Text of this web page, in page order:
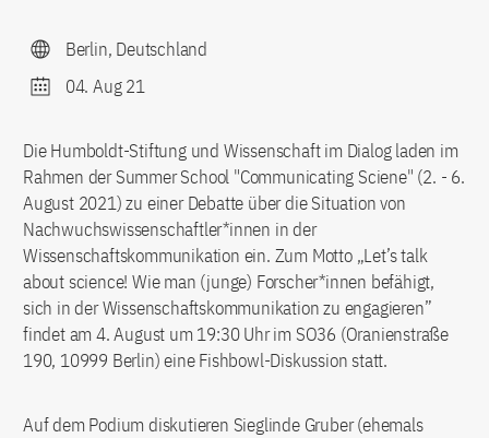
Berlin, Deutschland
04. Aug 21
Die Humboldt-Stiftung und Wissenschaft im Dialog laden im
Rahmen der Summer School "Communicating Sciene" (2. - 6.
August 2021) zu einer Debatte über die Situation von
Nachwuchswissenschaftler*innen in der
Wissenschaftskommunikation ein. Zum Motto „Let’s talk
about science! Wie man (junge) Forscher*innen befähigt,
sich in der Wissenschaftskommunikation zu engagieren”
findet am 4. August um 19:30 Uhr im SO36 (Oranienstraße
190, 10999 Berlin) eine Fishbowl-Diskussion statt.
Auf dem Podium diskutieren Sieglinde Gruber (ehemals